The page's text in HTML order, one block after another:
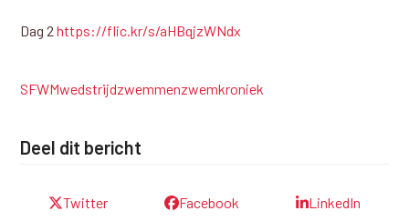
Dag 2https://flic.kr/s/aHBqjzWNdx
SFWMwedstrijdzwemmenzwemkroniek
Deel dit bericht
Twitter Facebook LinkedIn